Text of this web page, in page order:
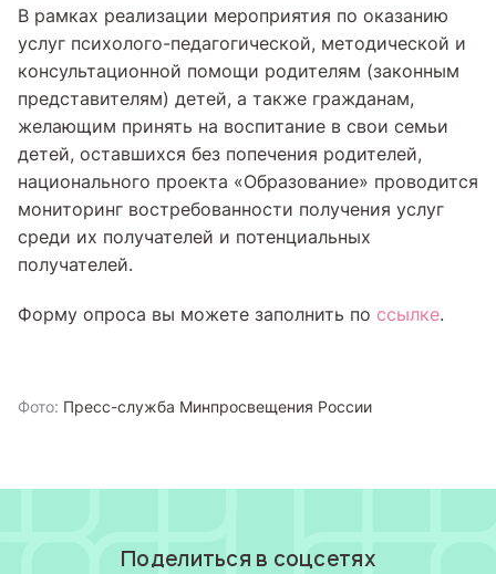
В рамках реализации мероприятия по оказанию
услуг психолого-педагогической, методической и
консультационной помощи родителям (законным
представителям) детей, а также гражданам,
желающим принять на воспитание в свои семьи
детей, оставшихся без попечения родителей,
национального проекта «Образование» проводится
мониторинг востребованности получения услуг
среди их получателей и потенциальных
получателей.
Форму опроса вы можете заполнить по ссылке.
Фото: Пресс-служба Минпросвещения России
Поделиться в соцсетях